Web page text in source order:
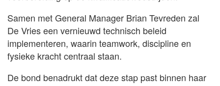
Samen met General Manager Brian Tevreden zal
De Vries een vernieuwd technisch beleid
implementeren, waarin teamwork, discipline en
fysieke kracht centraal staan.
De bond benadrukt dat deze stap past binnen haar